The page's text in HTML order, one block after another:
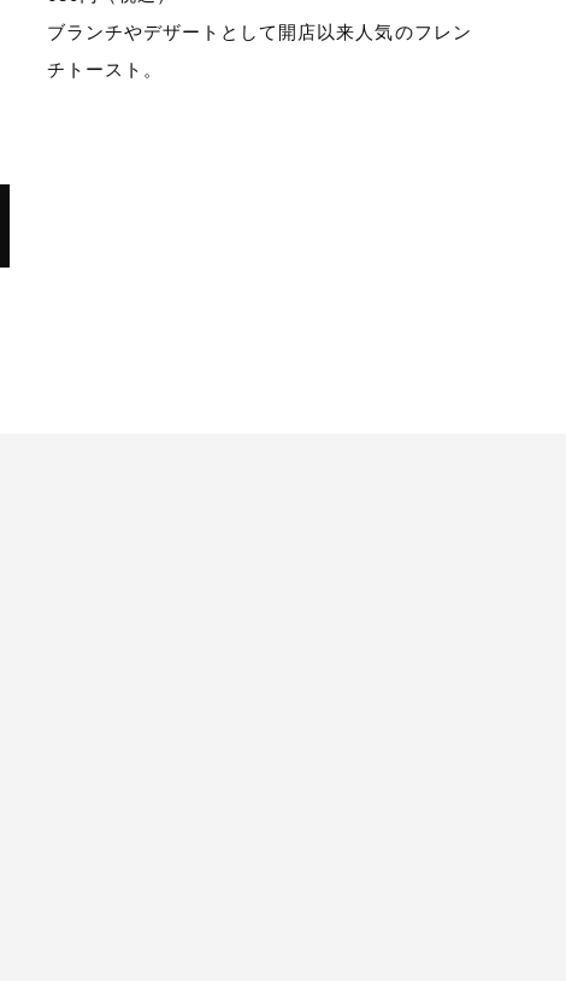
ブランチやデザートとして開店以来人気のフレン
チトースト。